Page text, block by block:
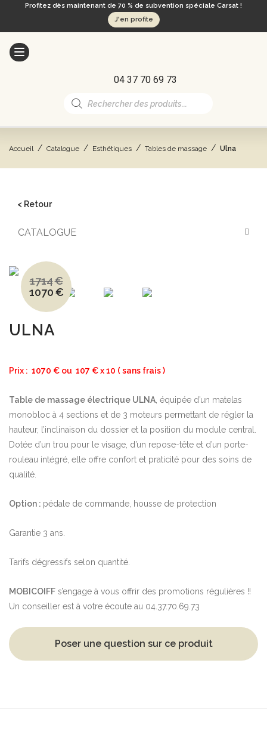
Profitez dès maintenant de 70 % de subvention spéciale Carsat !
J'en profite
04 37 70 69 73
Recherche
de
Accueil / Catalogue / Esthétiques / Tables de massage / Ulna
< Retour
CATALOGUE
ULNA
1714€
Le
prix
initial
1714€.
1070€
Le
prix
actuel
1070€.
Prix : 1070 € ou 107 € x 10 ( sans frais )
Table de massage électrique ULNA , équipée d’un matelas
monobloc à 4 sections et de 3 moteurs permettant de régler la
hauteur, l’inclinaison du dossier et la position du module central.
Dotée d’un trou pour le visage, d’un repose-tête et d’un porte-
rouleau intégré, elle offre confort et praticité pour des soins de
qualité.
Option : pédale de commande, housse de protection
Garantie 3 ans.
Tarifs dégressifs selon quantité.
MOBICOIFF s’engage à vous offrir des promotions régulières !!
Un conseiller est à votre écoute au 04.37.70.69.73
Poser une question sur ce produit